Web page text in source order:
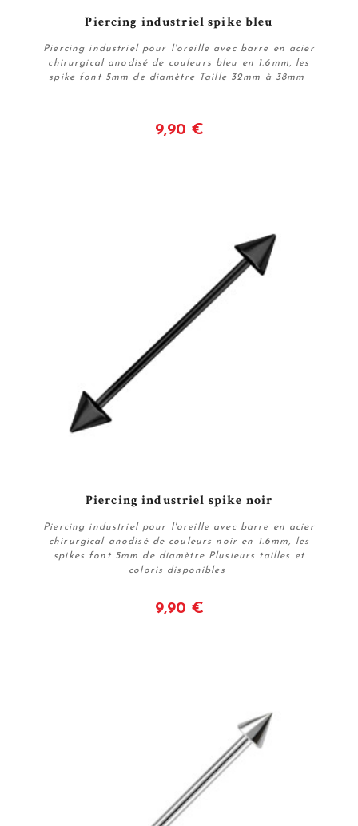
Piercing industriel spike bleu
Piercing industriel pour l'oreille avec barre en acier
chirurgical anodisé de couleurs bleu en 1.6mm, les
spike font 5mm de diamètre Taille 32mm à 38mm
9,90 €
Piercing industriel spike noir
Piercing industriel pour l'oreille avec barre en acier
chirurgical anodisé de couleurs noir en 1.6mm, les
spikes font 5mm de diamètre Plusieurs tailles et
coloris disponibles
9,90 €